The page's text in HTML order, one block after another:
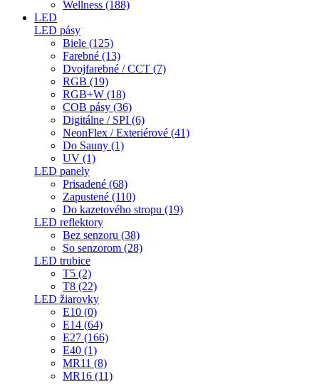
Wellness (188)
LED
LED pásy
Biele (125)
Farebné (13)
Dvojfarebné / CCT (7)
RGB (19)
RGB+W (18)
COB pásy (36)
Digitálne / SPI (6)
NeonFlex / Exteriérové (41)
Do Sauny (1)
UV (1)
LED panely
Prisadené (68)
Zapustené (110)
Do kazetového stropu (19)
LED reflektory
Bez senzoru (38)
So senzorom (28)
LED trubice
T5 (2)
T8 (22)
LED žiarovky
E10 (0)
E14 (64)
E27 (166)
E40 (1)
MR11 (8)
MR16 (11)